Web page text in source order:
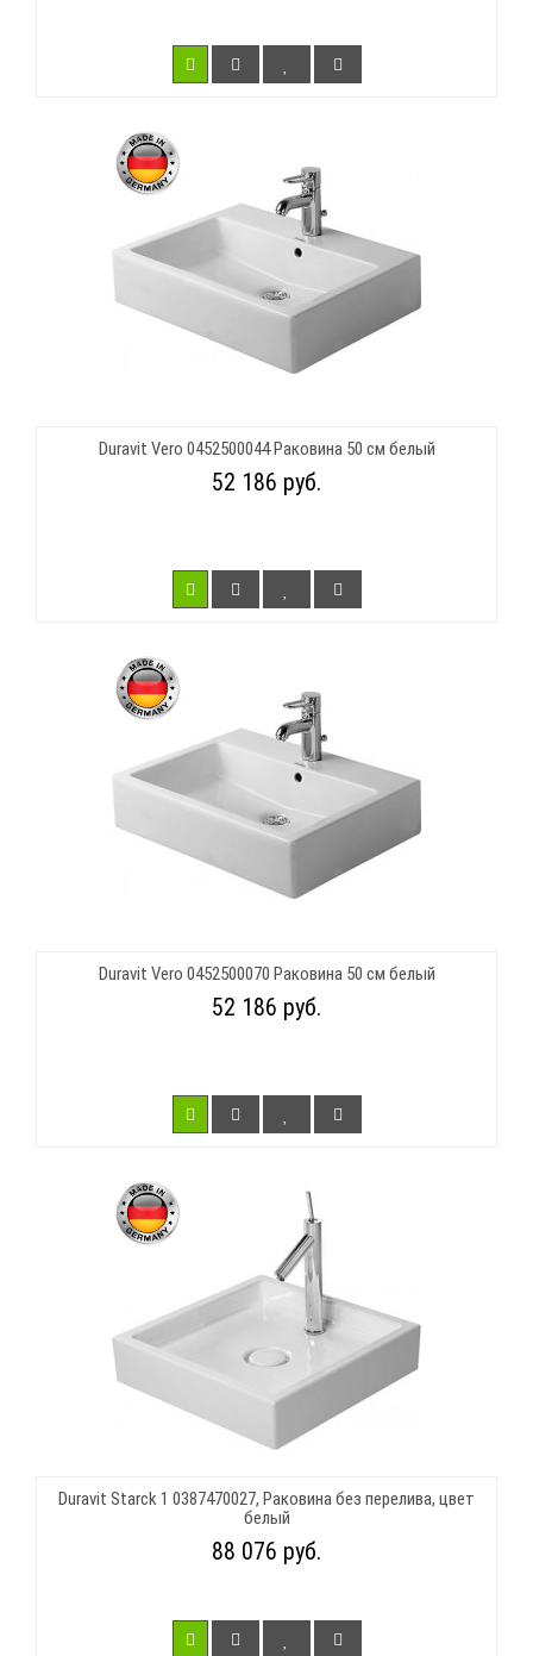
Duravit Vero 0452500044 Раковина 50 см белый
52 186 руб.
Duravit Vero 0452500070 Раковина 50 см белый
52 186 руб.
Duravit Starck 1 0387470027, Раковина без перелива, цвет
белый
88 076 руб.